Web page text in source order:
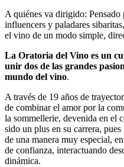
A quiénes va dirigido: Pensado
influencers y paladares
el vino de un modo simple,
La Oratoria del Vino es un
unir dos de las grandes
mundo del vino.
A través de 19 años de
de combinar el amor por la
la sommellerie, devenida en el
sido un plus en su carrera,
de una manera muy especial,
de confianza, interactuando
dinámica.